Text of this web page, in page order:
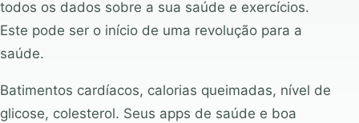
todos os dados sobre a sua saúde e exercícios.
Este pode ser o início de uma revolução para a
saúde.
Batimentos cardíacos, calorias queimadas, nível de
glicose, colesterol. Seus apps de saúde e boa